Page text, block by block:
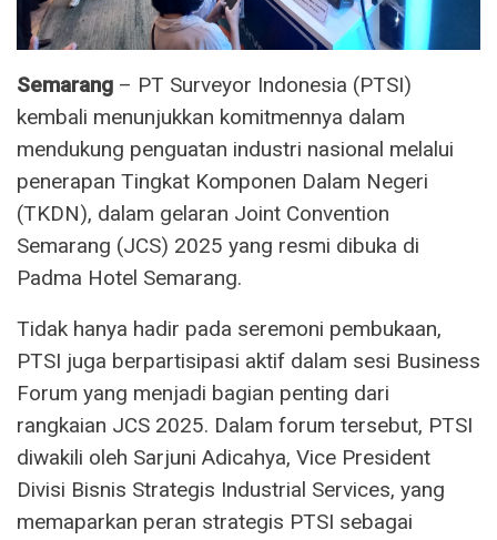
Semarang – PT Surveyor Indonesia (PTSI)
kembali menunjukkan komitmennya dalam
mendukung penguatan industri nasional melalui
penerapan Tingkat Komponen Dalam Negeri
(TKDN), dalam gelaran Joint Convention
Semarang (JCS) 2025 yang resmi dibuka di
Padma Hotel Semarang.
Tidak hanya hadir pada seremoni pembukaan,
PTSI juga berpartisipasi aktif dalam sesi Business
Forum yang menjadi bagian penting dari
rangkaian JCS 2025. Dalam forum tersebut, PTSI
diwakili oleh Sarjuni Adicahya, Vice President
Divisi Bisnis Strategis Industrial Services, yang
memaparkan peran strategis PTSI sebagai